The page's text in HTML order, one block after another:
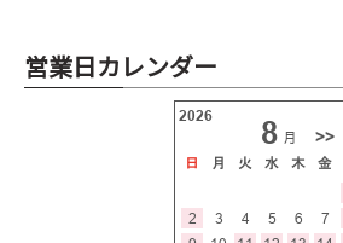
営業日カレンダー